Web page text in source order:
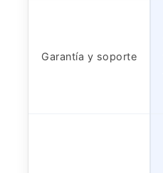
Garantía y soporte